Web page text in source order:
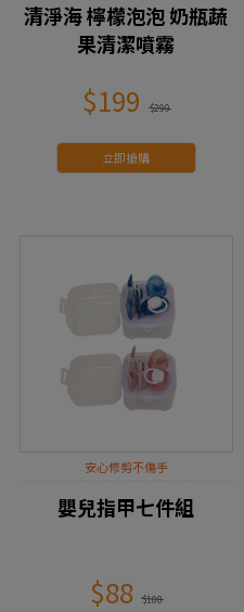
清淨海 檸檬泡泡 奶瓶蔬
果清潔噴霧
$199 $299
立即搶購
安心修剪不傷手
嬰兒指甲七件組
$88 $108